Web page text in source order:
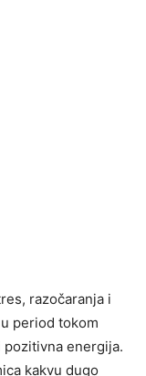
razočaranja i
period tokom
energija.
kakvu dugo